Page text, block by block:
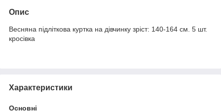
Опис
Весняна підліткова куртка на дівчинку зріст: 140-164 см. 5 шт.
кросівка
Характеристики
Основні